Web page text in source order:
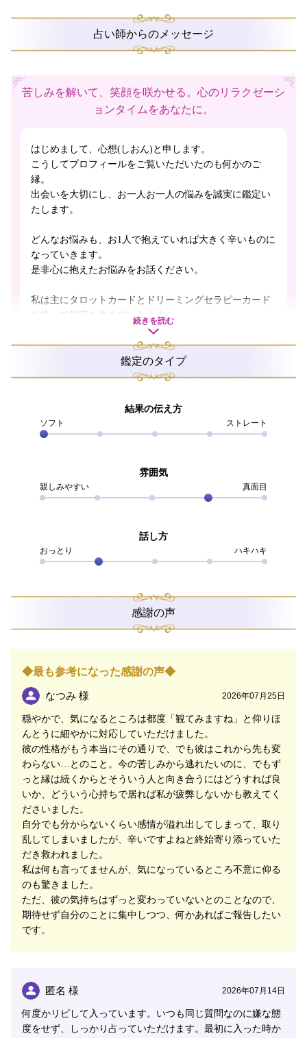
占い師からのメッセージ
苦しみを解いて、笑顔を咲かせる。心のリラクゼーシ
ョンタイムをあなたに。
はじめまして、心想(しおん)と申します。
こうしてプロフィールをご覧いただいたのも何かのご
縁。
出会いを大切にし、お一人お一人の悩みを誠実に鑑定い
たします。
どんなお悩みも、お1人で抱えていれば大きく辛いものに
なっていきます。
是非心に抱えたお悩みをお話ください。
私は主にタロットカードとドリーミングセラピーカード
を使って鑑定を進めていきます。
タロットカードからの豊かなアドバイスとドリーミング
セラピーカードからの自然な導きで、
あなた様が笑顔になるきっかけを一緒に見つけて、素敵
前に進むために必要なきっかけをカードを通じて一緒に
見つけられるよう、真心を込めて鑑定いたします。
お電話お待ちしております。
電話占いシェリールの超人気鑑定師・
心想先生の鑑定師
電話鑑定にてご体感ください。
続きを読む
鑑定のタイプ
結果の伝え方
ソフト ストレート
雰囲気
親しみやすい 真面目
話し方
おっとり ハキハキ
感謝の声
◆最も参考になった感謝の声◆
なつみ 様 2026年07月25日
穏やかで、気になるところは都度「観てみますね」と仰りほ
んとうに細やかに対応していただけました。
彼の性格がもう本当にその通りで、でも彼はこれから先も変
わらない…とのこと。今の苦しみから逃れたいのに、でもず
っと縁は続くからとそういう人と向き合うにはどうすれば良
いか、どういう心持ちで居れば私が疲弊しないかも教えてく
ださいました。
自分でも分からないくらい感情が溢れ出してしまって、取り
乱してしまいましたが、辛いですよねと終始寄り添っていた
だき救われました。
私は何も言ってませんが、気になっているところ不意に仰る
のも驚きました。
ただ、彼の気持ちはずっと変わっていないとのことなので、
期待せず自分のことに集中しつつ、何かあればご報告したい
です。
匿名 様 2026年07月14日
何度かリピして入っています。いつも同じ質問なのに嫌な態
度をせず、しっかり占っていただけます。最初に入った時か